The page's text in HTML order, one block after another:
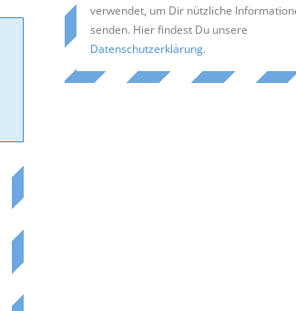
verwendet, um Dir nützliche
senden. Hier findest Du unsere
Datenschutzerklärung.